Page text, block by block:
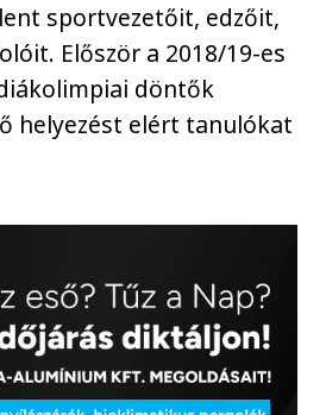
sportvezetőit, edzőit,
Először a 2018/19-es
döntők
helyezést elért tanulókat